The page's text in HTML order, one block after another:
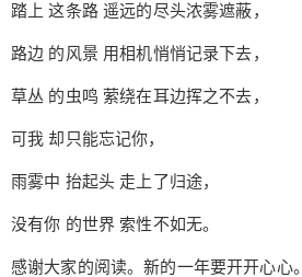
踏上 这条路 遥远的尽头浓雾遮蔽，
路边 的风景 用相机悄悄记录下去，
草丛 的虫鸣 萦绕在耳边挥之不去，
可我 却只能忘记你，
雨雾中 抬起头 走上了归途，
没有你 的世界 索性不如无。
感谢大家的阅读。新的一年要开开心心。